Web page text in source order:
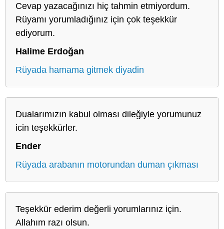
Cevap yazacağınızı hiç tahmin etmiyordum.
Rüyamı yorumladığınız için çok teşekkür
ediyorum.
Halime Erdoğan
Rüyada hamama gitmek diyadin
Dualarımızın kabul olması dileğiyle yorumunuz
icin teşekkürler.
Ender
Rüyada arabanın motorundan duman çıkması
Teşekkür ederim değerli yorumlarınız için.
Allahım razı olsun.